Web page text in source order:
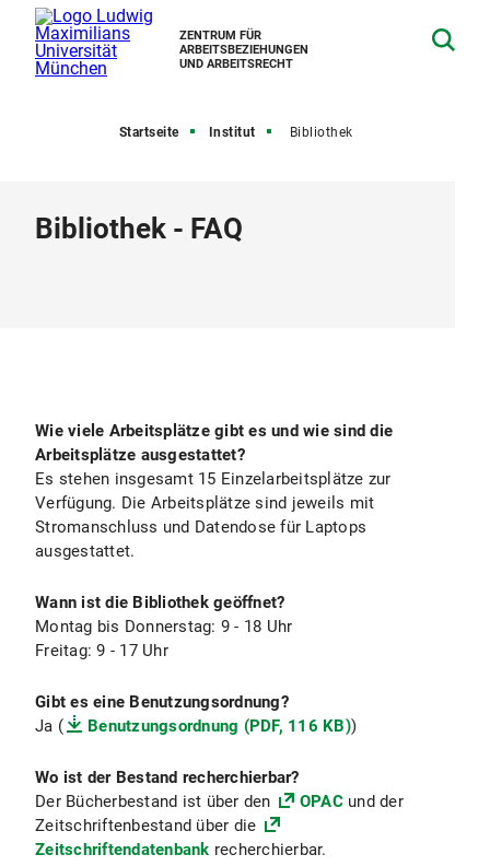
ZENTRUM FÜR
ARBEITSBEZIEHUNGEN
UND ARBEITSRECHT
Startseite Institut Bibliothek
Bibliothek - FAQ
Wie viele Arbeitsplätze gibt es und wie sind die
Arbeitsplätze ausgestattet?
Es stehen insgesamt 15 Einzelarbeitsplätze zur
Verfügung. Die Arbeitsplätze sind jeweils mit
Stromanschluss und Datendose für Laptops
ausgestattet.
Wann ist die Bibliothek geöffnet?
Montag bis Donnerstag: 9 - 18 Uhr
Freitag: 9 - 17 Uhr
Gibt es eine Benutzungsordnung?
Ja (
Benutzungsordnung (PDF, 116 KB))
Wo ist der Bestand recherchierbar?
Der Bücherbestand ist über den
OPACund der
Zeitschriftenbestand über die
Zeitschriftendatenbank recherchierbar.